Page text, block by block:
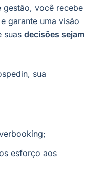
gestão, você recebe
garante uma visão
suas decisões sejam
sua
esforço aos